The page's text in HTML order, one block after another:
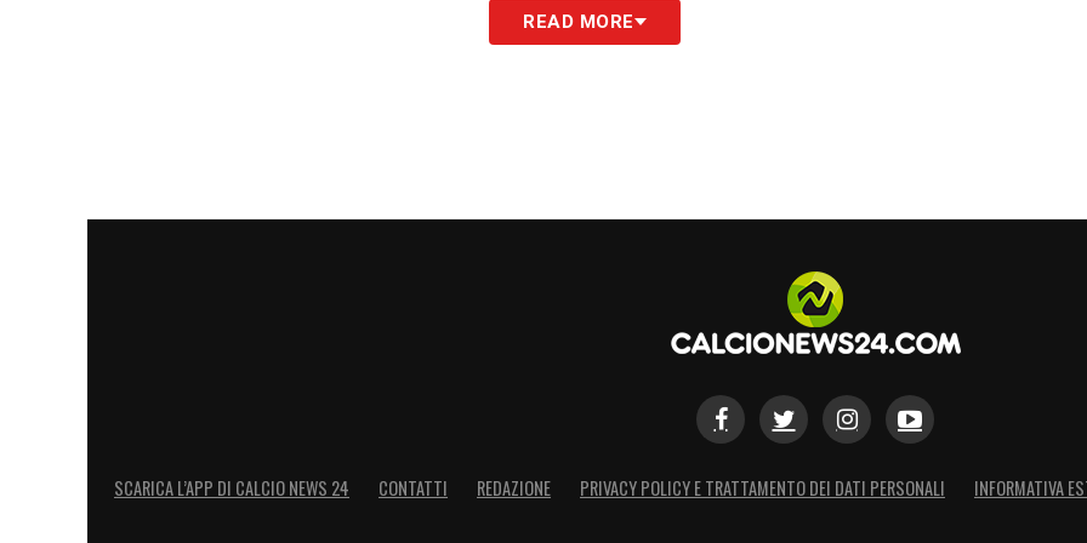
READ MORE
SCARICA L’APP DI CALCIO NEWS 24 CONTATTI REDAZIONE PRIVACY POLICY E TRATTAMENTO DEI DATI PERSONALI INFORMATIVA